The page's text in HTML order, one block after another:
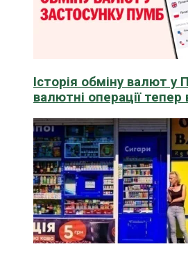
Історія обміну валют у
валютні операції тепер